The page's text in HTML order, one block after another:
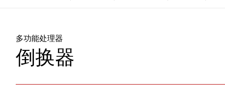
多功能处理器
倒换器